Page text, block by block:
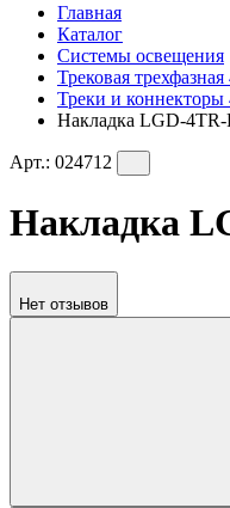
Главная
Каталог
Системы освещения
Трековая
Треки и коннекторы
Накладка LGD-
Арт.: 024712
Накладка
Нет отзывов